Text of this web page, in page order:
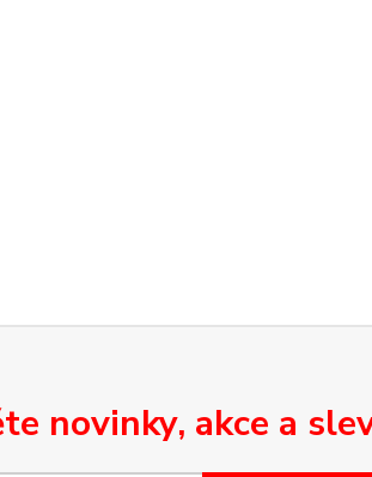
novinky, akce a